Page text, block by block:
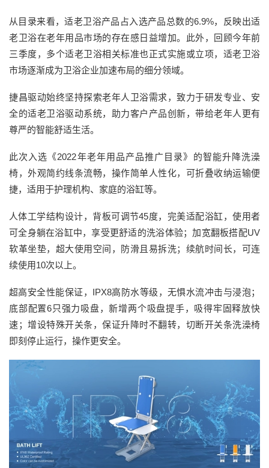
从目录来看，适老卫浴产品占入选产品总数的6.9%，反映出适
老卫浴在老年用品市场的存在感日益增加。此外，回顾今年前
三季度，多个适老卫浴相关标准也正式实施或立项，适老卫浴
市场逐渐成为卫浴企业加速布局的细分领域。
捷昌驱动始终坚持探索老年人卫浴需求，致力于研发专业、安
全的适老卫浴驱动系统，助力客户产品创新，带给老年人更有
尊严的智能舒适生活。
此次入选《2022年老年用品产品推广目录》的智能升降洗澡
椅，外观简约线条流畅，操作简单人性化，可折叠收纳运输便
捷，适用于护理机构、家庭的浴缸等。
人体工学结构设计，背板可调节45度，完美适配浴缸，使用者
可全身躺在浴缸中，享受更舒适的洗浴体验；加宽翻板搭配UV
软革坐垫，超大使用空间，防滑且易拆洗；续航时间长，可连
续使用10次以上。
超高安全性能保证，IPX8高防水等级，无惧水流冲击与浸泡；
底部配置6只强力吸盘，新增两个吸盘提手，吸得牢固释放快
速；增设特殊开关条，保证升降时不翻转，切断开关条洗澡椅
即刻停止运行，操作更安全。